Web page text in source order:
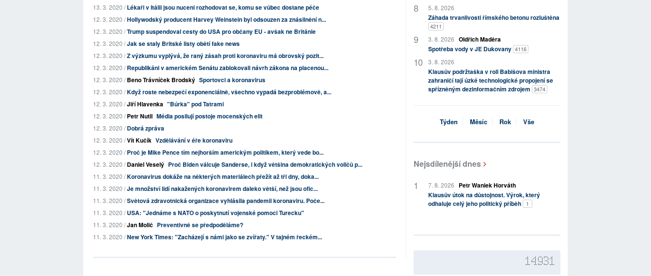
13. 3. 2020 /Lékaři v Itálii jsou nuceni rozhodovat se, komu se vůbec dostane péče
12. 3. 2020 /Hollywodský producent Harvey Weinstein byl odsouzen za znásilnění n...
12. 3. 2020 /Trump suspendoval cesty do USA pro občany EU - avšak ne Británie
12. 3. 2020 /Jak se staly Britské listy obětí fake news
12. 3. 2020 /Z výzkumu vyplývá, že raný zásah proti koronaviru má obrovský pozit...
12. 3. 2020 /Republikáni v americkém Senátu zablokovali návrh zákona na placenou...
12. 3. 2020 /Beno Trávníček Brodský Sportovci a koronavirus
12. 3. 2020 /Když roste nebezpečí exponenciálně, všechno vypadá bezproblémově, a...
12. 3. 2020 /Jiří Hlavenka "Búrka" pod Tatrami
12. 3. 2020 /Petr Nutil Média posilují postoje mocenských elit
12. 3. 2020 /Dobrá zpráva
12. 3. 2020 /Vít Kučík Vzdělávání v éře koronaviru
12. 3. 2020 /Proč je Mike Pence tím nejhorším americkým politikem, který vede bo...
12. 3. 2020 /Daniel Veselý Proč Biden válcuje Sanderse, i když většina demokratických voličů p...
11. 3. 2020 /Koronavirus dokáže na některých materiálech přežít až tři dny, doka...
11. 3. 2020 /Je množství lidí nakažených koronavirem daleko větší, než jsou ofic...
11. 3. 2020 /Světová zdravotnická organizace vyhlásila pandemii koronaviru. Poče...
11. 3. 2020 /USA: "Jednáme s NATO o poskytnutí vojenské pomoci Turecku"
11. 3. 2020 /Jan Molič Preventivně se předpoděláme?
11. 3. 2020 /New York Times: "Zacházejí s námi jako se zvířaty." V tajném řeckém...
5. 8. 2026
Záhada trvanlivosti římského betonu rozluštěna
4211
3. 8. 2026 Oldřich Maděra
Spotřeba vody v JE Dukovany 4116
3. 8. 2026
Klausův podržtaška v roli Babišova ministra
zahraničí tají úzké technologické propojení se
spřízněným dezinformačním zdrojem 3474
Týden Měsíc Rok Vše
Nejsdílenější dnes
7. 8. 2026
Petr Waniek Horváth
Klausův útok na důstojnost. Výrok, který
odhaluje celý jeho politický příběh
1
14931